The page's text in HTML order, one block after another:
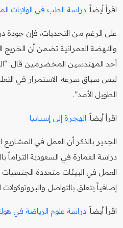
اقرأ أيضاً: دراسة الطب في الولايات المتحدة
على الرغم من التحديات، فإن جودة
والنهضة العمرانية تضمن أن
أحد المهندسين المخضرمين قال:
ليس سباق سرعة. الاستمرار في
الطويل الأمد”.
اقرأ أيضاً: الهجرة إلى إسبانيا
الجدير بالذكر أن العمل في
دراسة العمارة في السعودية التزاماً
العمل في البيئات متعددة
إضافياً يتعلق بالتواصل والبروتوكولات
اقرأ أيضاً: دراسة علوم الرياضة في